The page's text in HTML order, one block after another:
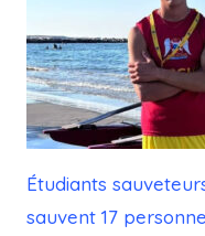
Étudiants
sauvent 17